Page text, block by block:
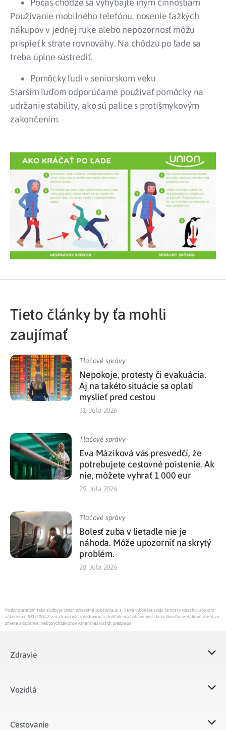
Počas chôdze sa vyhýbajte iným činnostiam
Používanie mobilného telefónu, nosenie ťažkých
nákupov v jednej ruke alebo nepozornosť môžu
prispieť k strate rovnováhy. Na chôdzu po ľade sa
treba úplne sústrediť.
Pomôcky ľudí v seniorskom veku
Starším ľuďom odporúčame používať pomôcky na
udržanie stability, ako sú palice s protišmykovým
zakončením.
Tieto články by ťa mohli
zaujímať
Tlačové správy
Nepokoje, protesty či evakuácia.
Aj na takéto situácie sa oplatí
myslieť pred cestou
31. Júla 2026
Tlačové správy
Eva Máziková vás presvedčí, že
potrebujete cestovné poistenie. Ak
nie, môžete vyhrať 1 000 eur
29. Júla 2026
Tlačové správy
Bolesť zuba v lietadle nie je
náhoda. Môže upozorniť na skrytý
problém.
28. Júla 2026
Poskytovateľom tejto služby je Union zdravotná poisťovňa, a. s., ktorá vykonáva svoju činnosť v rozsahu určenom
zákonom č. 581/2004 Z.z. o zdravotných poisťovniach, dohľade nad zdravotnou starostlivosťou v platnom znení a o
zmene a doplnení niektorých zákonov v znení neskorších predpisov.
Zdravie
Vozidlá​
Cestovanie